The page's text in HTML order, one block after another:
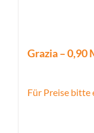
Grazia – 0,90
Für Preise bitte